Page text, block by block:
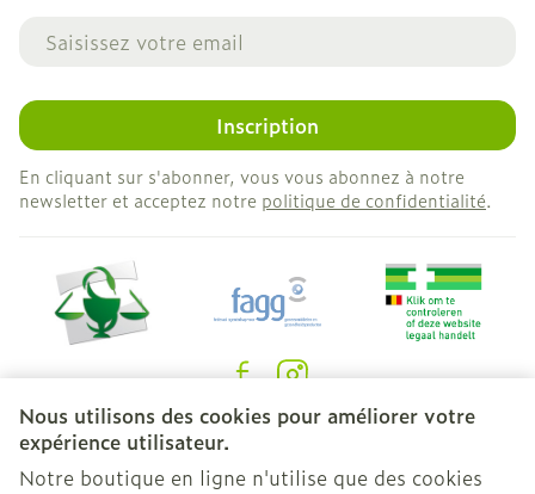
Nous utilisons des cookies pour améliorer votre
expérience utilisateur.
Notre boutique en ligne n'utilise que des cookies
Adresse mail
Inscription
En cliquant sur s'abonner, vous vous abonnez à notre
newsletter et acceptez notre politique de confidentialité.
Liens légaux